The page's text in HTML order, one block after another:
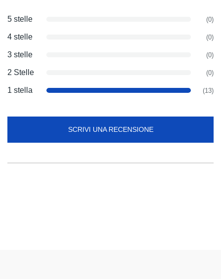
5
base
alle
clienti.
5 stelle (0)
4 stelle (0)
3 stelle (0)
2 Stelle (0)
1 stella (13)
SCRIVI UNA RECENSIONE